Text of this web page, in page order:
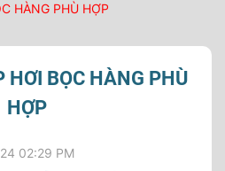
HÀNG PHÙ HỢP
HƠI BỌC HÀNG PHÙ
HỢP
02:29 PM